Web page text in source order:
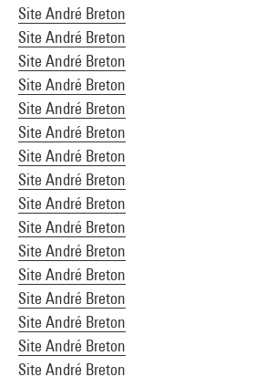
Site André Breton
Site André Breton
Site André Breton
Site André Breton
Site André Breton
Site André Breton
Site André Breton
Site André Breton
Site André Breton
Site André Breton
Site André Breton
Site André Breton
Site André Breton
Site André Breton
Site André Breton
Site André Breton